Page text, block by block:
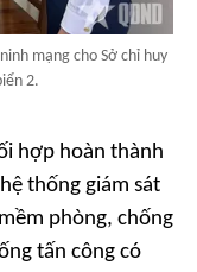
mạng cho Sở chỉ huy
2.
hợp hoàn thành
thống giám sát
phòng, chống
tấn công có